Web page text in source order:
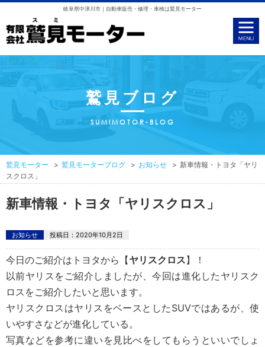
岐阜県中津川市｜自動車販売・修理・車検は鷲見モーター
鷲見ブログ
SUMIMOTOR-BLOG
鷲見モーター 鷲見モーターブログ お知らせ
新車情報・トヨタ「ヤリ
スクロス」
新車情報・トヨタ「ヤリスクロス」
お知らせ 投稿日： 2020年10月2日
今日のご紹介はトヨタから【ヤリスクロス】！
以前ヤリスをご紹介しましたが、今回は進化したヤリスク
ロスをご紹介したいと思います。
ヤリスクロスはヤリスをベースとしたSUVではあるが、使
いやすさなどが進化している。
写真などを参考に違いを見比べをしてもらうといいでしょ